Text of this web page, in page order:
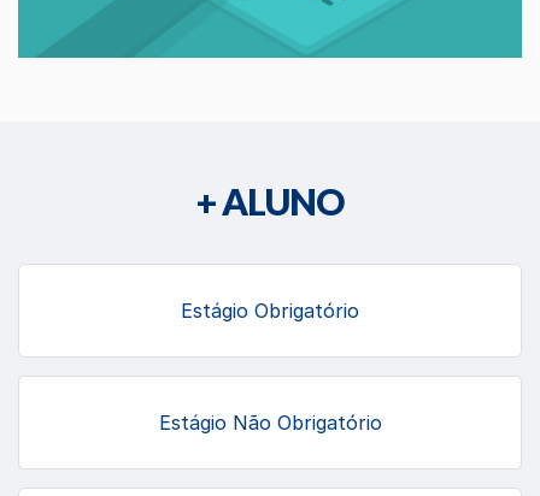
+ ALUNO
Estágio Obrigatório
Estágio Não Obrigatório